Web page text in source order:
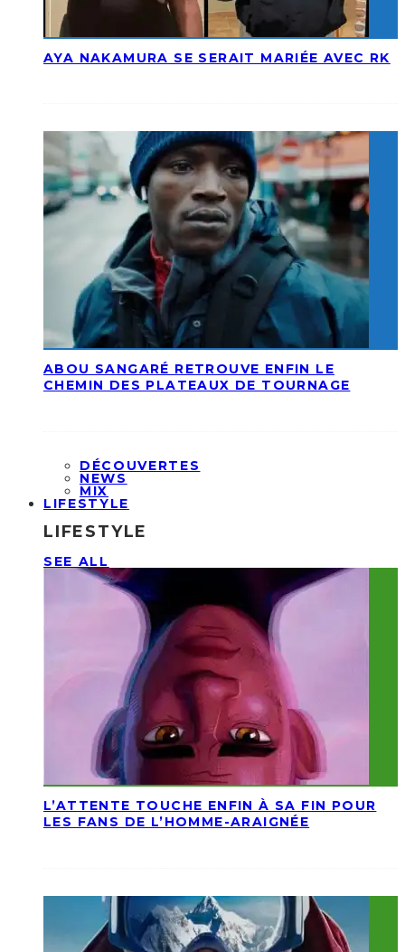
AYA NAKAMURA SE SERAIT MARIÉE AVEC RK
ABOU SANGARÉ RETROUVE ENFIN LE
CHEMIN DES PLATEAUX DE TOURNAGE
DÉCOUVERTES
NEWS
MIX
LIFESTYLE
LIFESTYLE
SEE ALL
L’ATTENTE TOUCHE ENFIN À SA FIN POUR
LES FANS DE L’HOMME-ARAIGNÉE